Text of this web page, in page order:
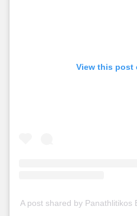
View this post
A post shared by Panathlitikos